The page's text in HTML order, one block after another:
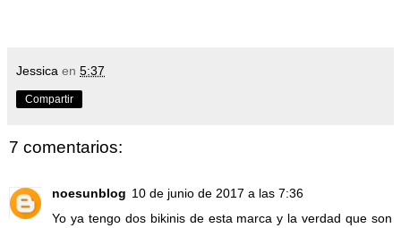
Jessica en 5:37
Compartir
7 comentarios:
noesunblog 10 de junio de 2017 a las 7:36
Yo ya tengo dos bikinis de esta marca y la verdad que son